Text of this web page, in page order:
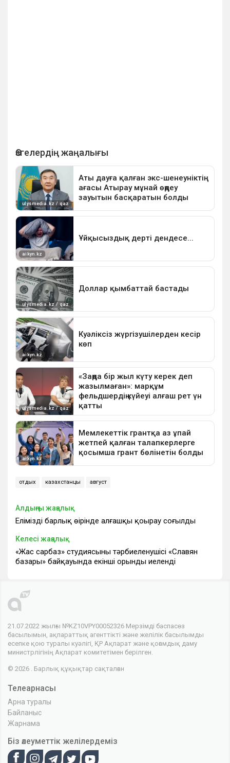
отдых казахстанцы август
Алдыңғы жаңалық
Еліміздің барлық өңірінде алғашқы қоңырау соғылды
Келесі жаңалық
«Жас сарбаз» студиясының тәрбиеленушісі «Славян
базары» байқауында екінші орынды иеленді
21.07.2022 жылғы №KZ10VPY00052326 Мерзімді баспасөз
басылымын, ақпараттық агенттікті және желілік басылымды
есепке қою туралы куәлігі, ҚР Ақпарат және қоғамдық даму
министрлігінің Ақпарат комитетімен берілген.
© 2026 . Барлық құқықтар сақталған
Телеарнасы
Арна туралы
Байланыс
Жарнама
Біз әлеуметтік желілердеміз